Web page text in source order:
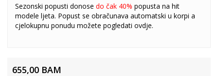
Sezonski popusti donose do čak 40% popusta na hit
modele ljeta. Popust se obračunava automatski u korpi a
cjelokupnu ponudu možete pogledati ovdje.
655,00 BAM